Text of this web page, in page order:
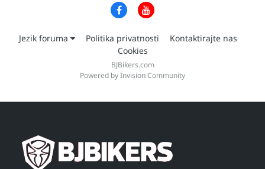
Jezik foruma Politika privatnosti
Kontaktirajte nas
Cookies
BJBikers.com
Powered by Invision Community